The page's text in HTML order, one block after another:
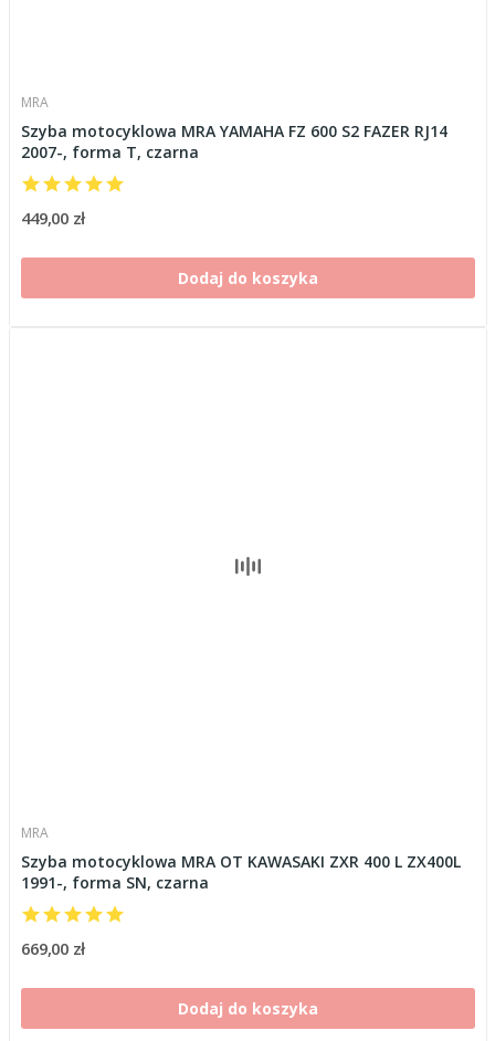
MRA
Szyba motocyklowa MRA YAMAHA FZ 600 S2 FAZER RJ14
2007-, forma T, czarna
449,00 zł
Dodaj do koszyka
MRA
Szyba motocyklowa MRA OT KAWASAKI ZXR 400 L ZX400L
1991-, forma SN, czarna
669,00 zł
Dodaj do koszyka